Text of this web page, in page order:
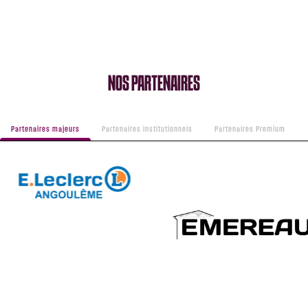
NOS PARTENAIRES
Partenaires majeurs Partenaires institutionnels Partenaires Premium